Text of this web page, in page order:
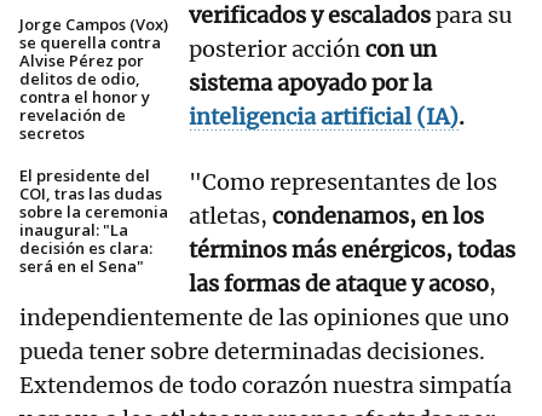
Jorge Campos (Vox)
se querella contra
Alvise Pérez por
delitos de odio,
contra el honor y
revelación de
secretos
El presidente del
COI, tras las dudas
sobre la ceremonia
inaugural: "La
decisión es clara:
será en el Sena"
verificados y escaladospara su
posterior accióncon un
sistema apoyado por la
inteligencia artificial (IA).
"Como representantes de los
atletas, condenamos, en los
términos más enérgicos, todas
las formas de ataque y acoso,
independientemente de las opiniones que uno
pueda tener sobre determinadas decisiones.
Extendemos de todo corazón nuestra simpatía